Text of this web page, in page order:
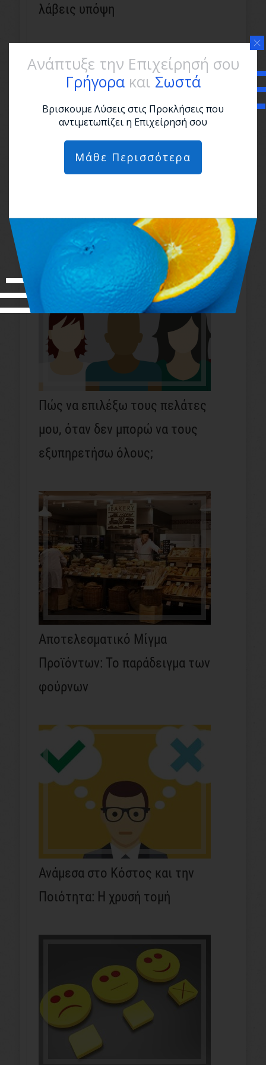
λάβεις υπόψη
δεν είναι λύση
Πώς να επιλέξω τους πελάτες
μου, όταν δεν μπορώ να τους
εξυπηρετήσω όλους;
Αποτελεσματικό Μίγμα
Προϊόντων: Το παράδειγμα των
φούρνων
Ανάμεσα στο Κόστος και την
Ποιότητα: Η χρυσή τομή
Ανάπτυξε την Επιχείρησή σου
Γρήγορα και Σωστά
Βρισκουμε Λύσεις στις Προκλήσεις που
αντιμετωπίζει η Επιχείρησή σου
Μάθε Περισσότερα